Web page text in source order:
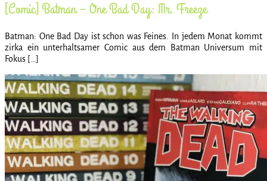
[Comic] Batman – One Bad Day: Mr. Freeze
Batman: One Bad Day ist schon was Feines. In jedem Monat kommt
zirka ein unterhaltsamer Comic aus dem Batman Universum mit
Fokus […]